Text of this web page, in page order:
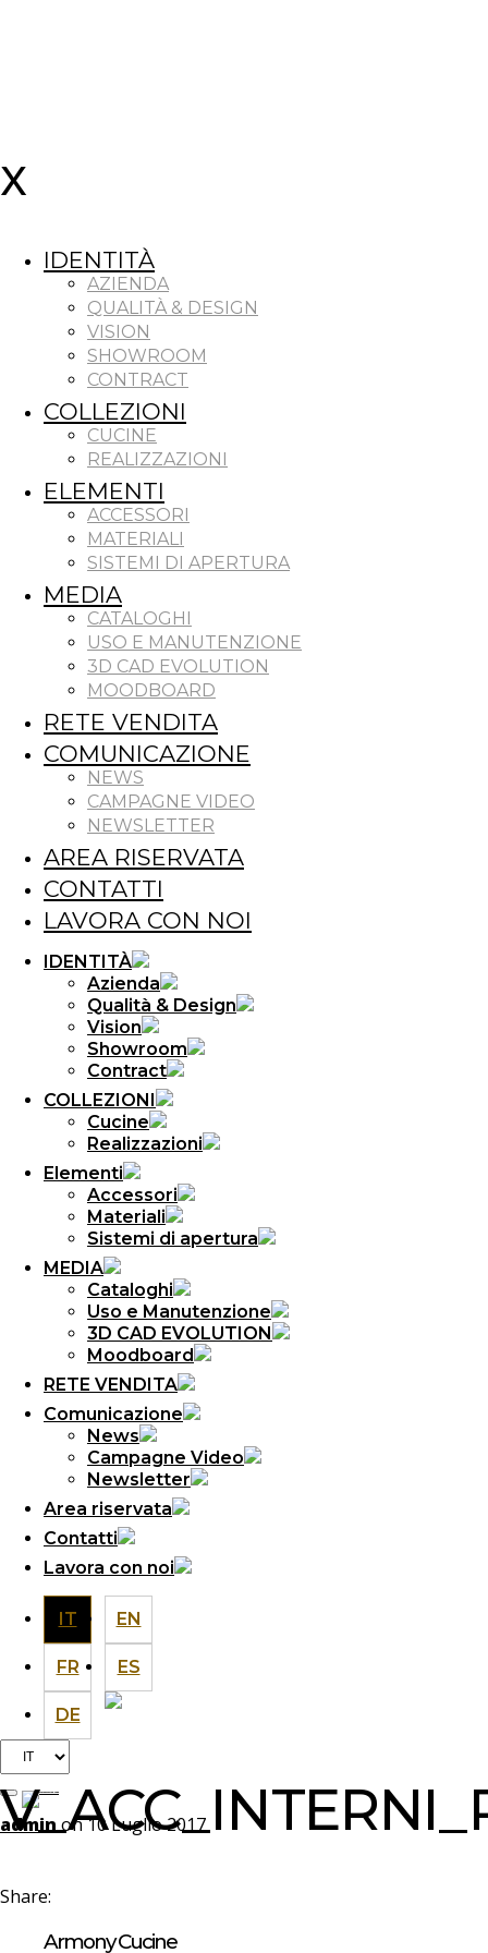
IDENTITÀ
AZIENDA
QUALITÀ & DESIGN
VISION
SHOWROOM
CONTRACT
COLLEZIONI
CUCINE
REALIZZAZIONI
ELEMENTI
ACCESSORI
MATERIALI
SISTEMI DI APERTURA
MEDIA
CATALOGHI
USO E MANUTENZIONE
3D CAD EVOLUTION
MOODBOARD
RETE VENDITA
COMUNICAZIONE
NEWS
CAMPAGNE VIDEO
NEWSLETTER
AREA RISERVATA
CONTATTI
LAVORA CON NOI
IDENTITÀ
Azienda
Qualità & Design
Vision
Showroom
Contract
COLLEZIONI
Cucine
Realizzazioni
Elementi
Accessori
Materiali
Sistemi di apertura
MEDIA
Cataloghi
Uso e Manutenzione
3D CAD EVOLUTION
Moodboard
RETE VENDITA
Comunicazione
News
Campagne Video
Newsletter
Area riservata
Contatti
Lavora con noi
IT EN
FR ES
DE
Scegli
una
lingua
adminon 10 Luglio 2017
Share:
Armony Cucine